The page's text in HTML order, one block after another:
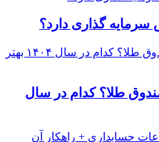
طلا؟ کدام در سال